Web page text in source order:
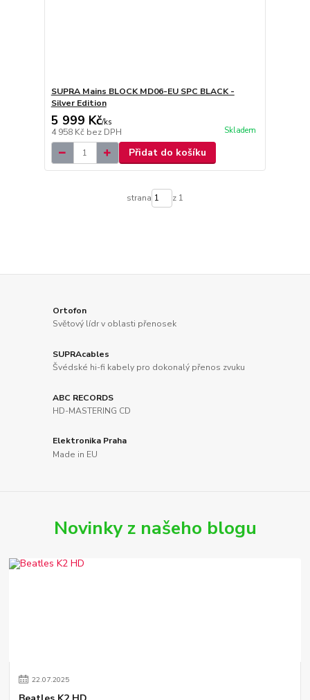
SUPRA Mains BLOCK MD06-EU SPC BLACK -
Silver Edition
5 999 Kč/ks
4 958 Kč bez DPH Skladem
Přidat do košíku
strana z 1
Ortofon
Světový lídr v oblasti přenosek
SUPRAcables
Švédské hi-fi kabely pro dokonalý přenos zvuku
ABC RECORDS
HD-MASTERING CD
Elektronika Praha
Made in EU
Novinky z našeho blogu
22.07.2025